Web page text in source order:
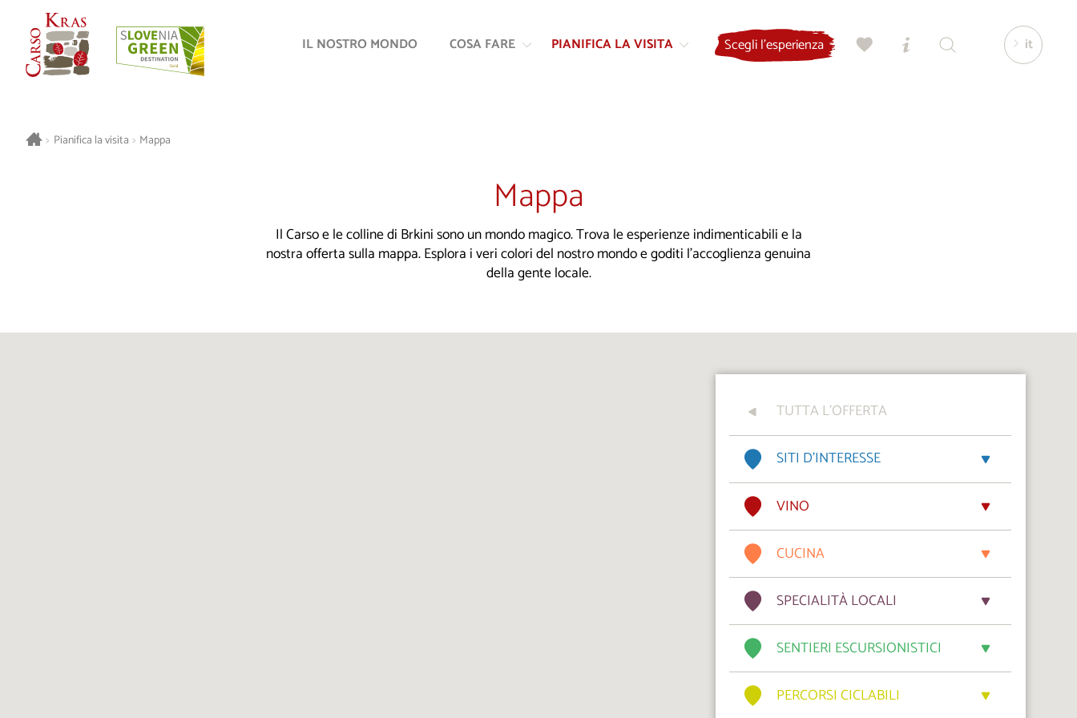
alla
IL NOSTRO MONDO COSA FARE PIANIFICA LA VISITA Scegli l'esperienza it
> Pianifica la visita > Mappa
Mappa
Il Carso e le colline di Brkini sono un mondo magico. Trova le esperienze indimenticabili e la
nostra offerta sulla mappa. Esplora i veri colori del nostro mondo e goditi l'accoglienza genuina
della gente locale.
TUTTA L'OFFERTA
SITI D’INTERESSE
VINO
CUCINA
SPECIALITÀ LOCALI
SENTIERI ESCURSIONISTICI
PERCORSI CICLABILI